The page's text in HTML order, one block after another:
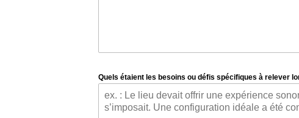
Quels étaient les besoins ou défis spécifiques à relever